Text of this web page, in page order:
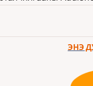
ЭНЭ